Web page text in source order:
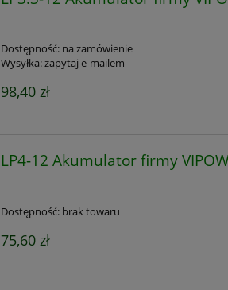
Dostępność: na zamówienie
Wysyłka:zapytaj e-mailem
98,40 zł
LP4-12 Akumulator firmy
Dostępność: brak towaru
75,60 zł